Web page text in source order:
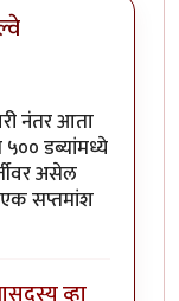
नंतर आता
५०० डब्यांमध्ये
असेल
एक सप्तमांश